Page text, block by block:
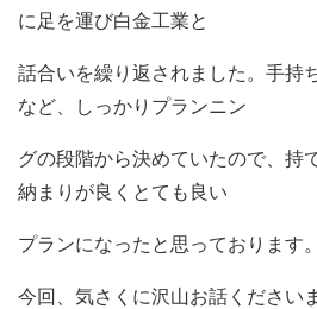
に足を運び白金工業と
話合いを繰り返されました。手持
など、しっかりプランニン
グの段階から決めていたので、持
納まりが良くとても良い
プランになったと思っております。
今回、気さくに沢山お話ください